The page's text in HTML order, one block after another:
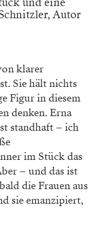
Autor
klarer
Sie hält nichts
Figur in diesem
denken. Erna
standhaft – ich
im Stück das
– und das ist
die Frauen aus
sie emanzipiert,